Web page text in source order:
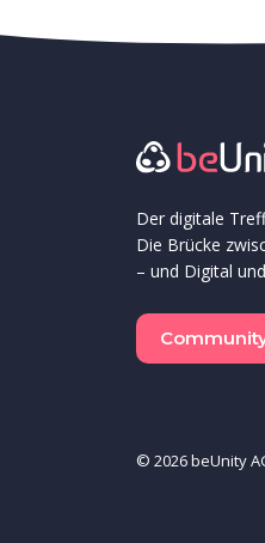
Der digitale
Die Brücke
– und Digital
© 2026beUnity